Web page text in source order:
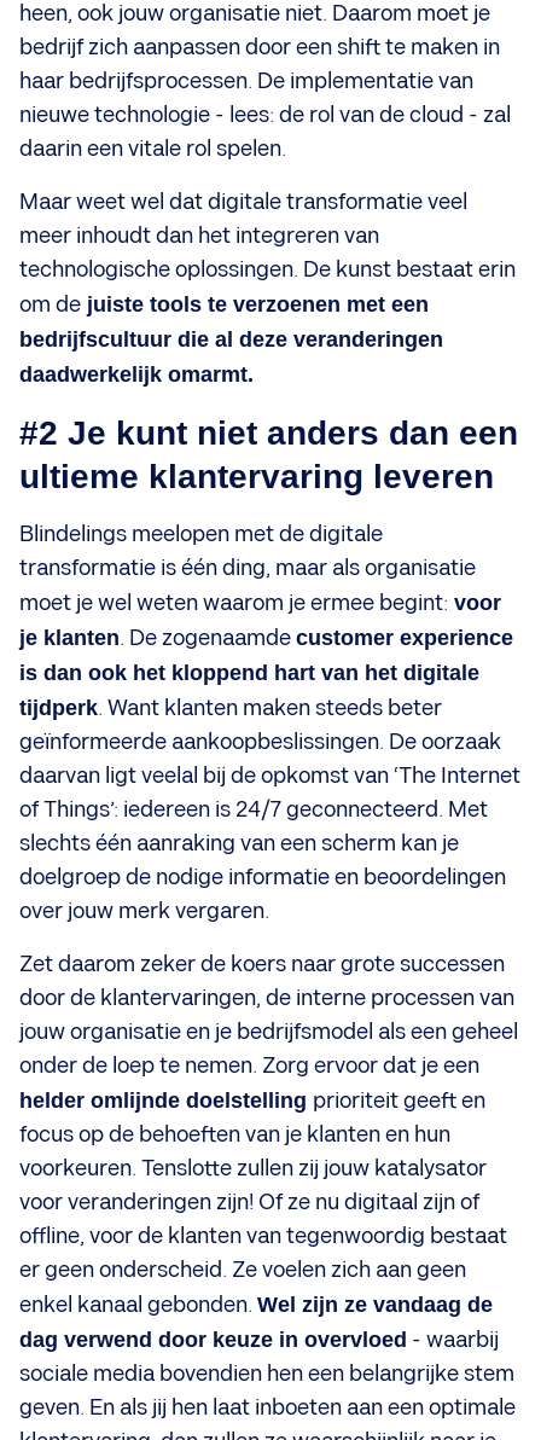
heen, ook jouw organisatie niet. Daarom moet je
bedrijf zich aanpassen door een shift te maken in
haar bedrijfsprocessen. De implementatie van
nieuwe technologie - lees: de rol van de cloud - zal
daarin een vitale rol spelen.
Maar weet wel dat digitale transformatie veel
meer inhoudt dan het integreren van
technologische oplossingen. De kunst bestaat erin
om de juiste tools te verzoenen met een
bedrijfscultuur die al deze veranderingen
daadwerkelijk omarmt.
#2 Je kunt niet anders dan een
ultieme klantervaring leveren
Blindelings meelopen met de digitale
transformatie is één ding, maar als organisatie
moet je wel weten waarom je ermee begint: voor
je klanten. De zogenaamde customer experience
is dan ook het kloppend hart van het digitale
tijdperk. Want klanten maken steeds beter
geïnformeerde aankoopbeslissingen. De oorzaak
daarvan ligt veelal bij de opkomst van ‘The Internet
of Things’: iedereen is 24/7 geconnecteerd. Met
slechts één aanraking van een scherm kan je
doelgroep de nodige informatie en beoordelingen
over jouw merk vergaren.
Zet daarom zeker de koers naar grote successen
door de klantervaringen, de interne processen van
jouw organisatie en je bedrijfsmodel als een geheel
onder de loep te nemen. Zorg ervoor dat je een
helder omlijnde doelstelling prioriteit geeft en
focus op de behoeften van je klanten en hun
voorkeuren. Tenslotte zullen zij jouw katalysator
voor veranderingen zijn! Of ze nu digitaal zijn of
offline, voor de klanten van tegenwoordig bestaat
er geen onderscheid. Ze voelen zich aan geen
enkel kanaal gebonden. Wel zijn ze vandaag de
dag verwend door keuze in overvloed - waarbij
sociale media bovendien hen een belangrijke stem
geven. En als jij hen laat inboeten aan een optimale